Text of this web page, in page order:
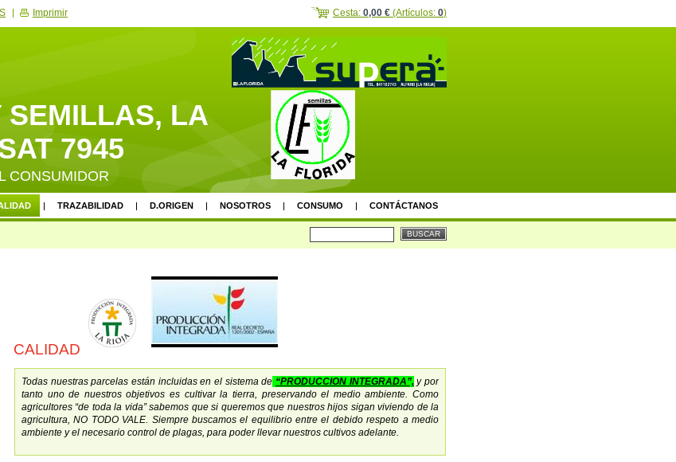
SEMILLAS, LA
7945
CONSUMIDOR
TRAZABILIDAD D.ORIGEN NOSOTROS CONSUMO CONTÁCTANOS
CALIDAD
Todas nuestras parcelas están incluidas en el sistema de “PRODUCCION INTEGRADA”,y por
tanto uno de nuestros objetivos es cultivar la tierra, preservando el medio ambiente. Como
agricultores “de toda la vida” sabemos que si queremos que nuestros hijos sigan viviendo de la
agricultura, NO TODO VALE. Siempre buscamos el equilibrio entre el debido respeto a medio
ambiente y el necesario control de plagas, para poder llevar nuestros cultivos adelante.
Cesta: 0,00 € (Artículos: 0)
Imprimir